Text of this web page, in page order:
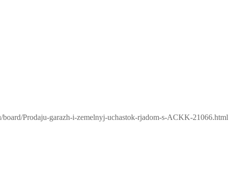
board/Prodaju-garazh-i-zemelnyj-uchastok-rjadom-s-ACKK-21066.html